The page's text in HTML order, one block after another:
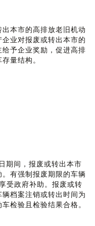
本市的高排放老旧机动
业对报废或转出本市的
予企业奖励，促进高排
量结构。
间，报废或转出本市
有强制报废期限的车辆
受政府补助。报废或转
档案注销或转出时间为
检验且检验结果合格。